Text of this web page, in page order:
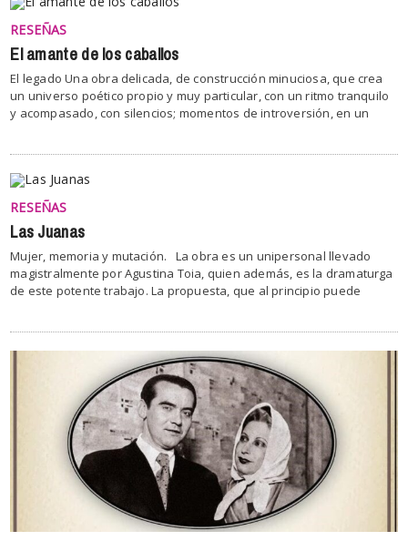
RESEÑAS
El amante de los caballos
El legado Una obra delicada, de construcción minuciosa, que crea
un universo poético propio y muy particular, con un ritmo tranquilo
y acompasado, con silencios; momentos de introversión, en un
RESEÑAS
Las Juanas
Mujer, memoria y mutación. La obra es un unipersonal llevado
magistralmente por Agustina Toia, quien además, es la dramaturga
de este potente trabajo. La propuesta, que al principio puede